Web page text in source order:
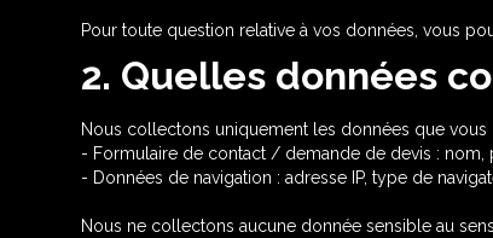
Pour toute question relative à vos données, vous
2. Quelles données
Nous collectons uniquement les données que
- Formulaire de contact / demande de devis : nom,
- Données de navigation : adresse IP, type de
Nous ne collectons aucune donnée sensible au